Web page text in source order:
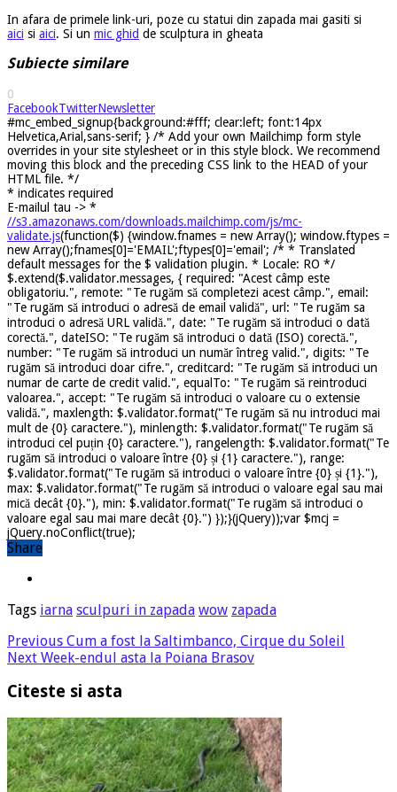
In afara de primele link-uri, poze cu statui din zapada mai gasiti si
aici si aici. Si un mic ghid de sculptura in gheata
Subiecte similare
0
FacebookTwitterNewsletter
#mc_embed_signup{background:#fff; clear:left; font:14px
Helvetica,Arial,sans-serif; } /* Add your own Mailchimp form style
overrides in your site stylesheet or in this style block. We recommend
moving this block and the preceding CSS link to the HEAD of your
HTML file. */
* indicates required
E-mailul tau -> *
//s3.amazonaws.com/downloads.mailchimp.com/js/mc-
validate.js(function($) {window.fnames = new Array(); window.ftypes =
new Array();fnames[0]='EMAIL';ftypes[0]='email'; /* * Translated
default messages for the $ validation plugin. * Locale: RO */
$.extend($.validator.messages, { required: "Acest câmp este
obligatoriu.", remote: "Te rugăm să completezi acest câmp.", email:
"Te rugăm să introduci o adresă de email validă", url: "Te rugăm sa
introduci o adresă URL validă.", date: "Te rugăm să introduci o dată
corectă.", dateISO: "Te rugăm să introduci o dată (ISO) corectă.",
number: "Te rugăm să introduci un număr întreg valid.", digits: "Te
rugăm să introduci doar cifre.", creditcard: "Te rugăm să introduci un
numar de carte de credit valid.", equalTo: "Te rugăm să reintroduci
valoarea.", accept: "Te rugăm să introduci o valoare cu o extensie
validă.", maxlength: $.validator.format("Te rugăm să nu introduci mai
mult de {0} caractere."), minlength: $.validator.format("Te rugăm să
introduci cel puțin {0} caractere."), rangelength: $.validator.format("Te
rugăm să introduci o valoare între {0} și {1} caractere."), range:
$.validator.format("Te rugăm să introduci o valoare între {0} și {1}."),
max: $.validator.format("Te rugăm să introduci o valoare egal sau mai
mică decât {0}."), min: $.validator.format("Te rugăm să introduci o
valoare egal sau mai mare decât {0}.") });}(jQuery));var $mcj =
jQuery.noConflict(true);
Share
Tags iarna sculpuri in zapada wow zapada
Previous Cum a fost la Saltimbanco, Cirque du Soleil
Next Week-endul asta la Poiana Brasov
Citeste si asta